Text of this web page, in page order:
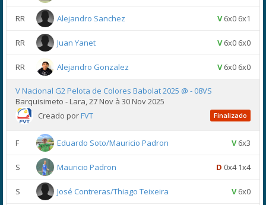
RR Alejandro Sanchez V6x0 6x1
RR Juan Yanet V6x0 6x0
RR Alejandro Gonzalez V6x0 6x0
V Nacional G2 Pelota de Colores Babolat 2025 @ - 08VS
Barquisimeto - Lara, 27 Nov à 30 Nov 2025
Creado porFVT Finalizado
F Eduardo Soto/Mauricio Padron V6x3
S Mauricio Padron D 0x4 1x4
S José Contreras/Thiago Teixeira V6x0